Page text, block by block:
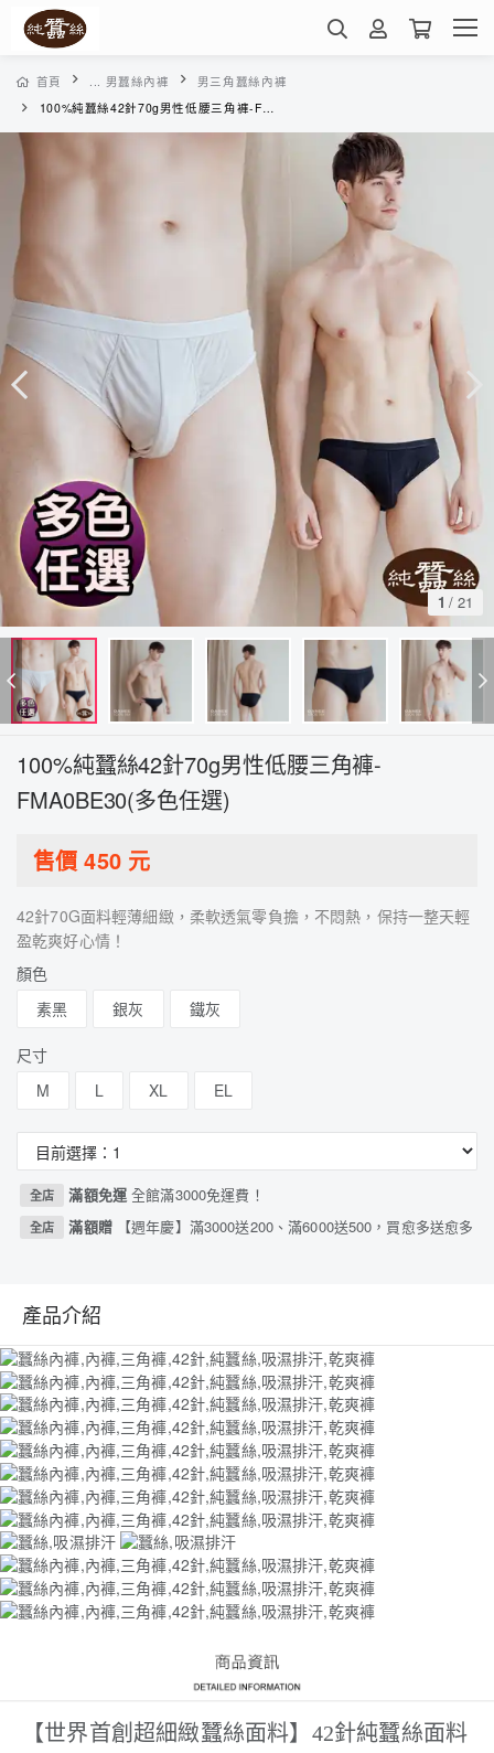
首頁 ... 男蠶絲內褲
男三角蠶絲內褲
100%純蠶絲42針70g男性低腰三角褲-FMA0BE30(多色任選)
1 / 21
100%純蠶絲42針70g男性低腰三角褲-
FMA0BE30(多色任選)
售價450元
42針70G面料輕薄細緻，柔軟透氣零負擔，不悶熱，保持一整天輕
盈乾爽好心情！
顏色
素黑
銀灰 鐵灰
尺寸
M
L XL EL
全店 滿額免運全館滿3000免運費！
全店 滿額贈 【週年慶】滿3000送200、滿6000送500，買愈多送愈多
產品介紹
【世界首創超細緻蠶絲面料】42針純蠶絲面料